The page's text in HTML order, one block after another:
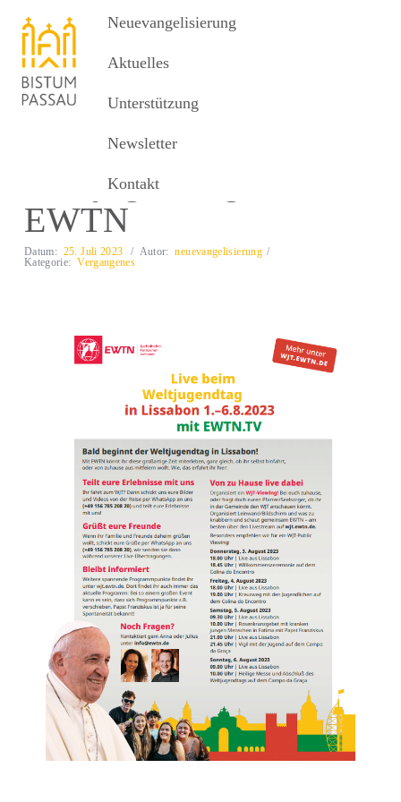
Neuevangelisierung
Aktuelles
Unterstützung
Newsletter
Kontakt
Neuevangelisierung
Weltjugendtag mit EWTN
Weltjugendtag mit
EWTN
Datum: 25. Juli 2023 Autor:neuevangelisierung
Kategorie:Vergangenes